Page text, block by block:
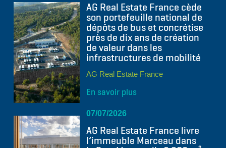
AG Real Estate France cède
son portefeuille national de
dépôts de bus et concrétise
près de dix ans de création
de valeur dans les
infrastructures de mobilité
AG Real Estate France
En savoir plus
07/07/2026
AG Real Estate France livre
l’immeuble Marceau dans